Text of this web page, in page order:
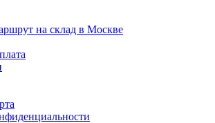
на склад в Москве